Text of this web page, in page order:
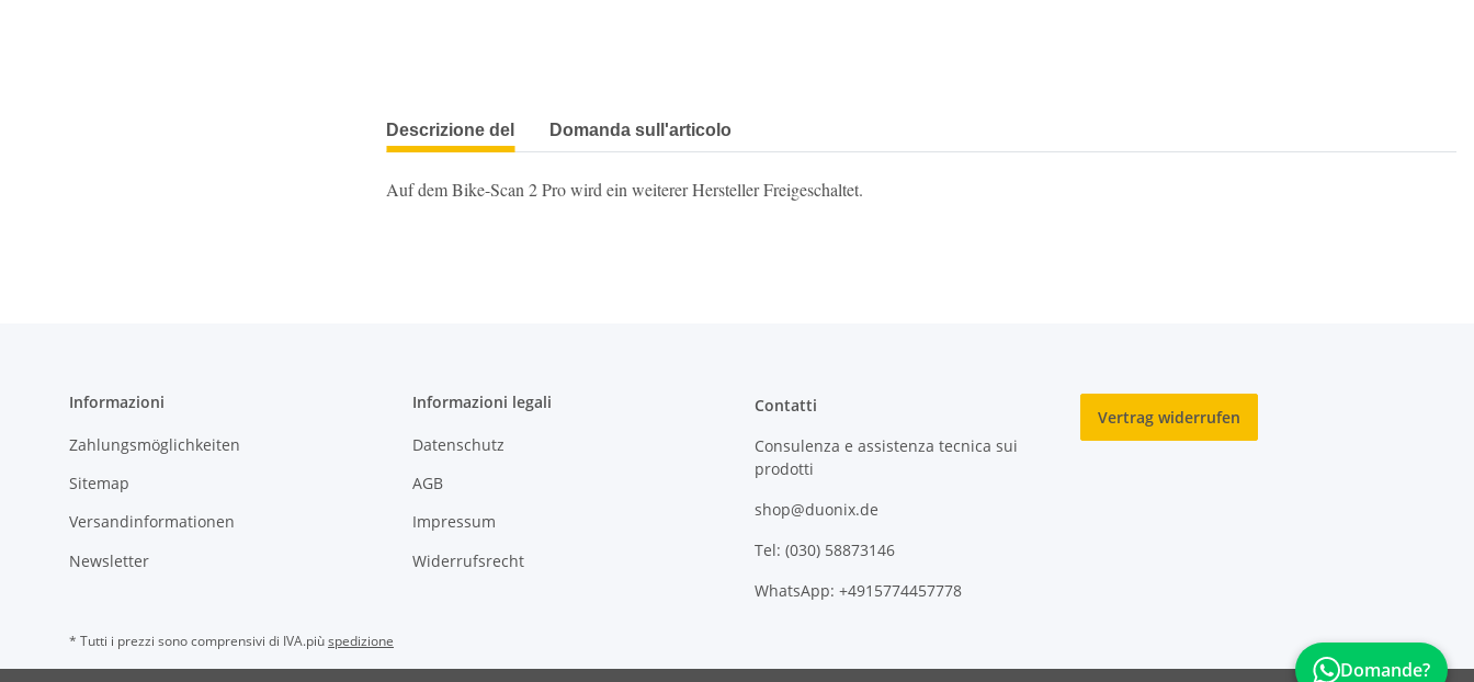
Descrizione del Domanda sull'articolo
Auf dem Bike-Scan 2 Pro wird ein weiterer Hersteller Freigeschaltet.
Informazioni
Zahlungsmöglichkeiten
Sitemap
Versandinformationen
Newsletter
Informazioni legali
Datenschutz
AGB
Impressum
Widerrufsrecht
Contatti
Consulenza e assistenza tecnica sui
prodotti
shop@duonix.de
Tel: (030) 58873146
WhatsApp: +4915774457778
Vertrag widerrufen
* Tutti i prezzi sono comprensivi di IVA.piùspedizione
Domande?